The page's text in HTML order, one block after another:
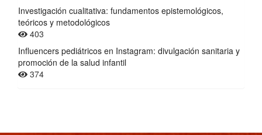
Investigación cualitativa: fundamentos epistemológicos,
teóricos y metodológicos
403
Influencers pediátricos en Instagram: divulgación sanitaria y
promoción de la salud infantil
374